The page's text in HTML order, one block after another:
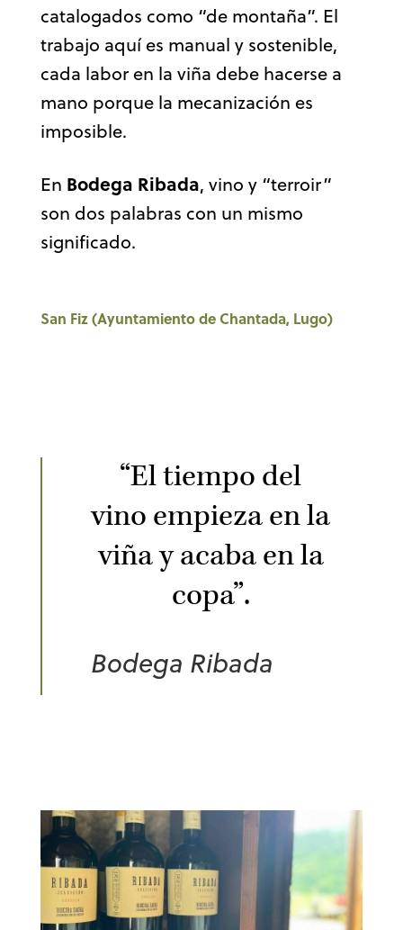
catalogados como “de montaña”. El
trabajo aquí es manual y sostenible,
cada labor en la viña debe hacerse a
mano porque la mecanización es
imposible.
En Bodega Ribada, vino y “terroir”
son dos palabras con un mismo
significado.
San Fiz (Ayuntamiento de Chantada, Lugo)
“El tiempo del
vino empieza en la
viña y acaba en la
copa”.
Bodega Ribada